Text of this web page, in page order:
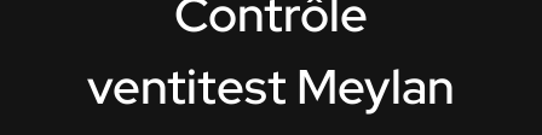
Contrôle
ventitest Meylan